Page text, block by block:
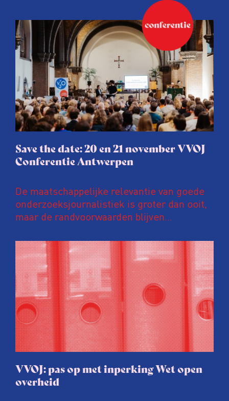
Save the date: 20 en 21 november VVOJ
Conferentie Antwerpen
De maatschappelijke relevantie van goede
onderzoeksjournalistiek is groter dan ooit,
maar de randvoorwaarden blijven
Conferentie duiken we in De
ongemakkelijke werkelijkheid: een eerlijke
en urgente blik op de staat van ons vak.
VVOJ: pas op met inperking Wet open
overheid